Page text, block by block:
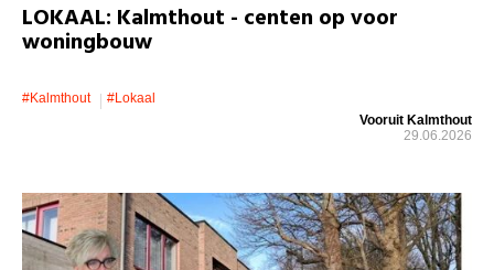
LOKAAL: Kalmthout - centen op voor
woningbouw
#kalmthout
#lokaal
Vooruit Kalmthout
29.06.2026